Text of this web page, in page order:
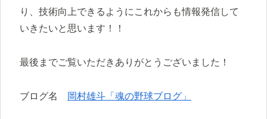
り、技術向上できるようにこれからも情報発信して
いきたいと思います！！
最後までご覧いただきありがとうございました！
ブログ名 岡村雄斗「魂の野球ブログ」